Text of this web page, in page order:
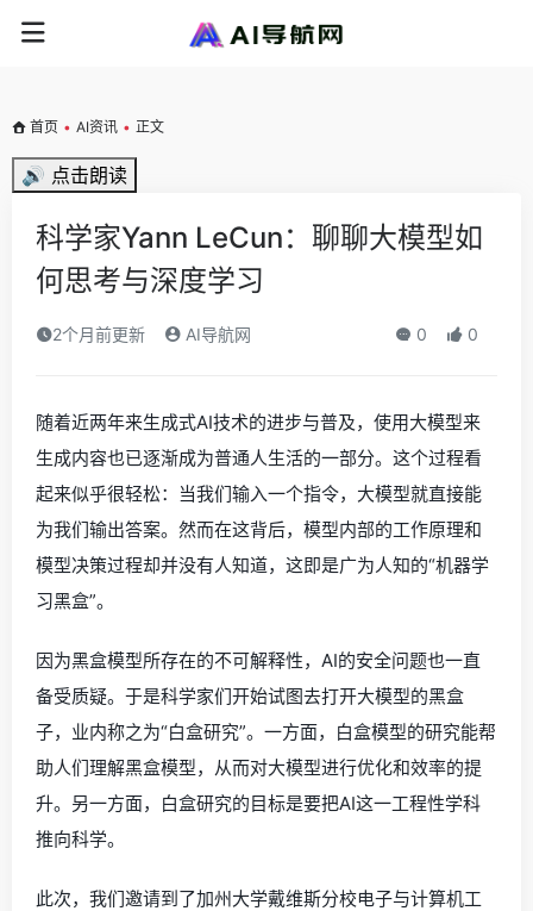
首页 • AI资讯 • 正文
🔊 点击朗读
科学家Yann LeCun：聊聊大模型如
何思考与深度学习
2个月前更新 AI导航网 0 0
随着近两年来生成式AI技术的进步与普及，使用大模型来
生成内容也已逐渐成为普通人生活的一部分。这个过程看
起来似乎很轻松：当我们输入一个指令，大模型就直接能
为我们输出答案。然而在这背后，模型内部的工作原理和
模型决策过程却并没有人知道，这即是广为人知的“机器学
习黑盒”。
因为黑盒模型所存在的不可解释性，AI的安全问题也一直
备受质疑。于是科学家们开始试图去打开大模型的黑盒
子，业内称之为“白盒研究”。一方面，白盒模型的研究能帮
助人们理解黑盒模型，从而对大模型进行优化和效率的提
升。另一方面，白盒研究的目标是要把AI这一工程性学科
推向科学。
此次，我们邀请到了加州大学戴维斯分校电子与计算机工